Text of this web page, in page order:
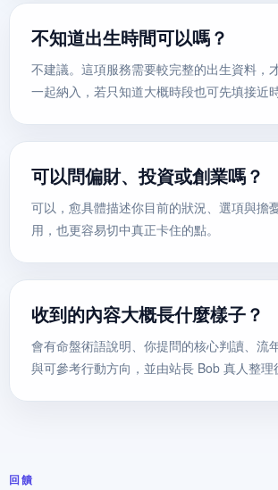
不知道出生時間可以嗎？
不建議。這項服務需要較完整的出生資料，
一起納入，若只知道大概時段也可先填接近時
可以問偏財、投資或創業嗎？
可以，愈具體描述你目前的狀況、選項與擔
用，也更容易切中真正卡住的點。
收到的內容大概長什麼樣子？
會有命盤術語說明、你提問的核心判讀、流
與可參考行動方向，並由站長 Bob 真人整理
回饋